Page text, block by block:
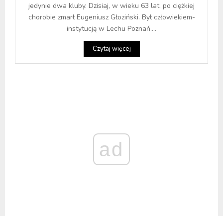
jedynie dwa kluby. Dzisiaj, w wieku 63 lat, po ciężkiej
chorobie zmarł Eugeniusz Głoziński. Był człowiekiem-
instytucją w Lechu Poznań....
Czytaj więcej
ad